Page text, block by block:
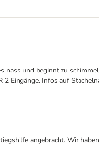
nass und beginnt zu
Eingänge. Infos auf
angebracht. Wir